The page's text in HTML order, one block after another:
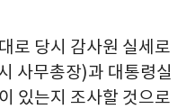
로 당시 감사원 실세로
사무총장)과 대통령실
있는지 조사할 것으로